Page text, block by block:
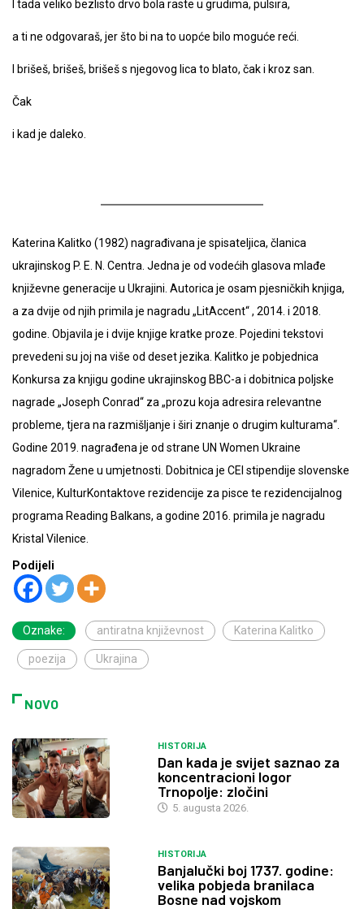
I tada veliko bezlisto drvo bola raste u grudima, pulsira,
a ti ne odgovaraš, jer što bi na to uopće bilo moguće reći.
I brišeš, brišeš, brišeš s njegovog lica to blato, čak i kroz san.
Čak
i kad je daleko.
Katerina Kalitko (1982) nagrađivana je spisateljica, članica
ukrajinskog P. E. N. Centra. Jedna je od vodećih glasova mlađe
književne generacije u Ukrajini. Autorica je osam pjesničkih knjiga,
a za dvije od njih primila je nagradu „LitAccent“ , 2014. i 2018.
godine. Objavila je i dvije knjige kratke proze. Pojedini tekstovi
prevedeni su joj na više od deset jezika. Kalitko je pobjednica
Konkursa za knjigu godine ukrajinskog BBC-a i dobitnica poljske
nagrade „Joseph Conrad“ za „prozu koja adresira relevantne
probleme, tjera na razmišljanje i širi znanje o drugim kulturama“.
Godine 2019. nagrađena je od strane UN Women Ukraine
nagradom Žene u umjetnosti. Dobitnica je CEI stipendije slovenske
Vilenice, KulturKontaktove rezidencije za pisce te rezidencijalnog
programa Reading Balkans, a godine 2016. primila je nagradu
Kristal Vilenice.
Podijeli
Oznake: antiratna književnost Katerina Kalitko
poezija Ukrajina
NOVO
HISTORIJA
Dan kada je svijet saznao za
koncentracioni logor
Trnopolje: zločini
5. augusta 2026.
HISTORIJA
Banjalučki boj 1737. godine:
velika pobjeda branilaca
Bosne nad vojskom